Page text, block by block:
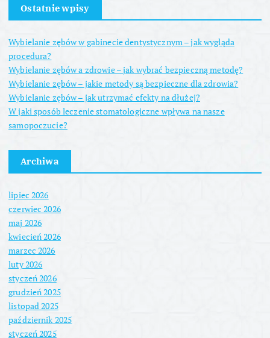
Ostatnie wpisy
Wybielanie zębów w gabinecie dentystycznym – jak wygląda
procedura?
Wybielanie zębów a zdrowie – jak wybrać bezpieczną metodę?
Wybielanie zębów – jakie metody są bezpieczne dla zdrowia?
Wybielanie zębów – jak utrzymać efekty na dłużej?
W jaki sposób leczenie stomatologiczne wpływa na nasze
samopoczucie?
Archiwa
lipiec 2026
czerwiec 2026
maj 2026
kwiecień 2026
marzec 2026
luty 2026
styczeń 2026
grudzień 2025
listopad 2025
październik 2025
styczeń 2025